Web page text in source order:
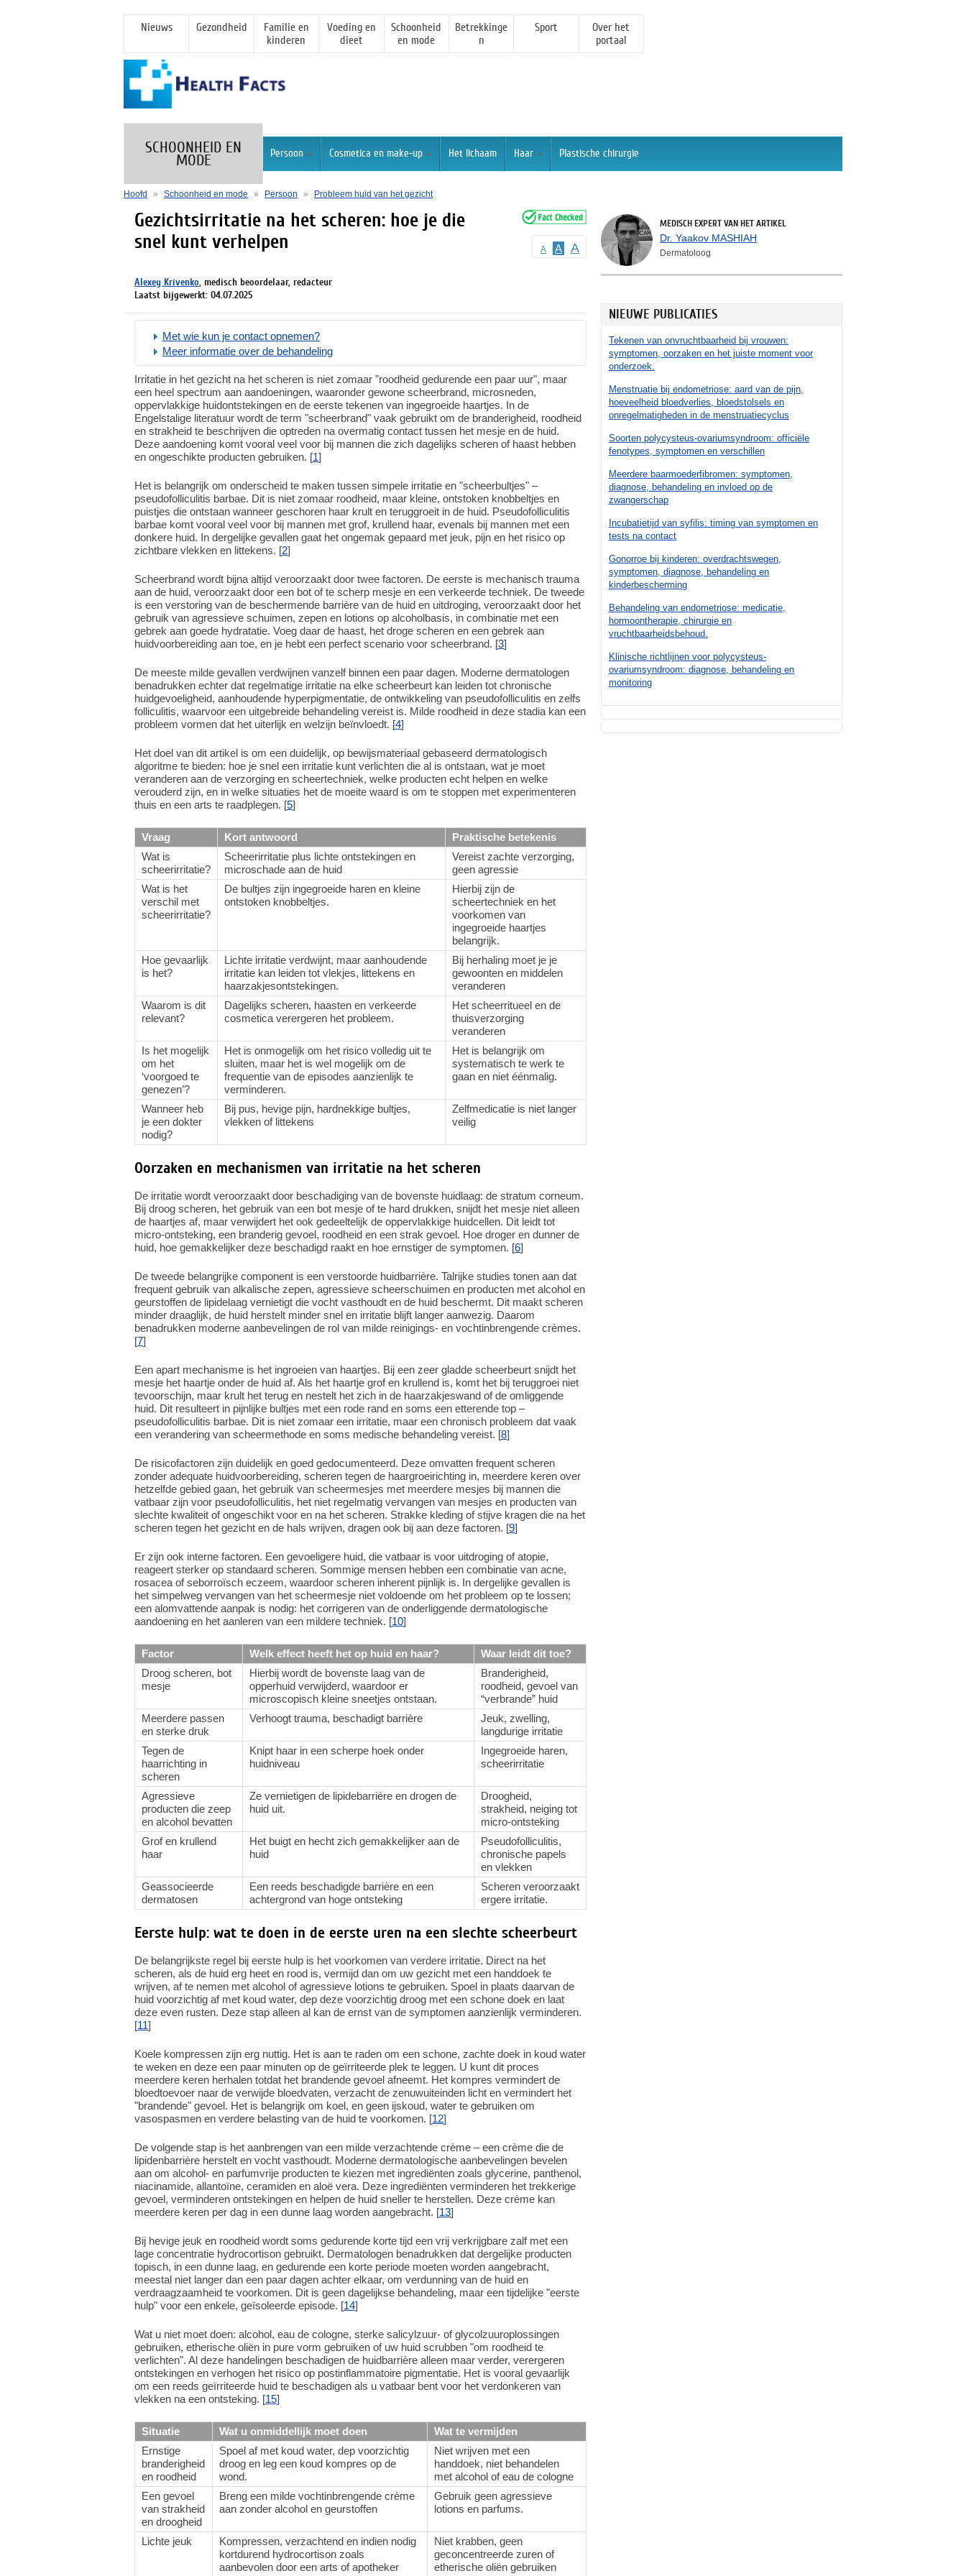
Nieuws Gezondheid
Familie en
kinderen
Voeding en
dieet
Schoonheid
en mode
Betrekkinge
n
Sport
Over het
portaal
SCHOONHEID EN
MODE Persoon Cosmetica en make-up Het lichaam Haar Plastische chirurgie
Hoofd » Schoonheid en mode » Persoon » Probleem huid van het gezicht
MEDISCH EXPERT VAN HET ARTIKEL
Dr. Yaakov MASHIAH
Dermatoloog
NIEUWE PUBLICATIES
Tekenen van onvruchtbaarheid bij vrouwen:
symptomen, oorzaken en het juiste moment voor
onderzoek.
Menstruatie bij endometriose: aard van de pijn,
hoeveelheid bloedverlies, bloedstolsels en
onregelmatigheden in de menstruatiecyclus
Soorten polycysteus-ovariumsyndroom: officiële
fenotypes, symptomen en verschillen
Meerdere baarmoederfibromen: symptomen,
diagnose, behandeling en invloed op de
zwangerschap
Incubatietijd van syfilis: timing van symptomen en
tests na contact
Gonorroe bij kinderen: overdrachtswegen,
symptomen, diagnose, behandeling en
kinderbescherming
Behandeling van endometriose: medicatie,
hormoontherapie, chirurgie en
vruchtbaarheidsbehoud.
Klinische richtlijnen voor polycysteus-
ovariumsyndroom: diagnose, behandeling en
monitoring
A A A
Gezichtsirritatie na het scheren: hoe je die
snel kunt verhelpen
Alexey Krivenko, medisch beoordelaar, redacteur
Laatst bijgewerkt: 04.07.2025
Met wie kun je contact opnemen?
Meer informatie over de behandeling
Irritatie in het gezicht na het scheren is niet zomaar "roodheid gedurende een paar uur", maar
een heel spectrum aan aandoeningen, waaronder gewone scheerbrand, microsneden,
oppervlakkige huidontstekingen en de eerste tekenen van ingegroeide haartjes. In de
Engelstalige literatuur wordt de term "scheerbrand" vaak gebruikt om de branderigheid, roodheid
en strakheid te beschrijven die optreden na overmatig contact tussen het mesje en de huid.
Deze aandoening komt vooral veel voor bij mannen die zich dagelijks scheren of haast hebben
en ongeschikte producten gebruiken. [1]
Het is belangrijk om onderscheid te maken tussen simpele irritatie en "scheerbultjes" –
pseudofolliculitis barbae. Dit is niet zomaar roodheid, maar kleine, ontstoken knobbeltjes en
puistjes die ontstaan wanneer geschoren haar krult en teruggroeit in de huid. Pseudofolliculitis
barbae komt vooral veel voor bij mannen met grof, krullend haar, evenals bij mannen met een
donkere huid. In dergelijke gevallen gaat het ongemak gepaard met jeuk, pijn en het risico op
zichtbare vlekken en littekens. [2]
Scheerbrand wordt bijna altijd veroorzaakt door twee factoren. De eerste is mechanisch trauma
aan de huid, veroorzaakt door een bot of te scherp mesje en een verkeerde techniek. De tweede
is een verstoring van de beschermende barrière van de huid en uitdroging, veroorzaakt door het
gebruik van agressieve schuimen, zepen en lotions op alcoholbasis, in combinatie met een
gebrek aan goede hydratatie. Voeg daar de haast, het droge scheren en een gebrek aan
huidvoorbereiding aan toe, en je hebt een perfect scenario voor scheerbrand. [3]
De meeste milde gevallen verdwijnen vanzelf binnen een paar dagen. Moderne dermatologen
benadrukken echter dat regelmatige irritatie na elke scheerbeurt kan leiden tot chronische
huidgevoeligheid, aanhoudende hyperpigmentatie, de ontwikkeling van pseudofolliculitis en zelfs
folliculitis, waarvoor een uitgebreide behandeling vereist is. Milde roodheid in deze stadia kan een
probleem vormen dat het uiterlijk en welzijn beïnvloedt. [4]
Het doel van dit artikel is om een duidelijk, op bewijsmateriaal gebaseerd dermatologisch
algoritme te bieden: hoe je snel een irritatie kunt verlichten die al is ontstaan, wat je moet
veranderen aan de verzorging en scheertechniek, welke producten echt helpen en welke
verouderd zijn, en in welke situaties het de moeite waard is om te stoppen met experimenteren
thuis en een arts te raadplegen. [5]
Vraag Kort antwoord
Praktische betekenis
Wat is
scheerirritatie?
Scheerirritatie plus lichte ontstekingen en
microschade aan de huid
Vereist zachte verzorging,
geen agressie
Wat is het
verschil met
scheerirritatie?
De bultjes zijn ingegroeide haren en kleine
ontstoken knobbeltjes.
Hierbij zijn de
scheertechniek en het
voorkomen van
ingegroeide haartjes
belangrijk.
Hoe gevaarlijk
is het?
Lichte irritatie verdwijnt, maar aanhoudende
irritatie kan leiden tot vlekjes, littekens en
haarzakjesontstekingen.
Bij herhaling moet je je
gewoonten en middelen
veranderen
Waarom is dit
relevant?
Dagelijks scheren, haasten en verkeerde
cosmetica verergeren het probleem.
Het scheerritueel en de
thuisverzorging
veranderen
Is het mogelijk
om het
‘voorgoed te
genezen’?
Het is onmogelijk om het risico volledig uit te
sluiten, maar het is wel mogelijk om de
frequentie van de episodes aanzienlijk te
verminderen.
Het is belangrijk om
systematisch te werk te
gaan en niet éénmalig.
Wanneer heb
je een dokter
nodig?
Bij pus, hevige pijn, hardnekkige bultjes,
vlekken of littekens
Zelfmedicatie is niet langer
veilig
Oorzaken en mechanismen van irritatie na het scheren
De irritatie wordt veroorzaakt door beschadiging van de bovenste huidlaag: de stratum corneum.
Bij droog scheren, het gebruik van een bot mesje of te hard drukken, snijdt het mesje niet alleen
de haartjes af, maar verwijdert het ook gedeeltelijk de oppervlakkige huidcellen. Dit leidt tot
micro-ontsteking, een branderig gevoel, roodheid en een strak gevoel. Hoe droger en dunner de
huid, hoe gemakkelijker deze beschadigd raakt en hoe ernstiger de symptomen. [6]
De tweede belangrijke component is een verstoorde huidbarrière. Talrijke studies tonen aan dat
frequent gebruik van alkalische zepen, agressieve scheerschuimen en producten met alcohol en
geurstoffen de lipidelaag vernietigt die vocht vasthoudt en de huid beschermt. Dit maakt scheren
minder draaglijk, de huid herstelt minder snel en irritatie blijft langer aanwezig. Daarom
benadrukken moderne aanbevelingen de rol van milde reinigings- en vochtinbrengende crèmes.
[7]
Een apart mechanisme is het ingroeien van haartjes. Bij een zeer gladde scheerbeurt snijdt het
mesje het haartje onder de huid af. Als het haartje grof en krullend is, komt het bij teruggroei niet
tevoorschijn, maar krult het terug en nestelt het zich in de haarzakjeswand of de omliggende
huid. Dit resulteert in pijnlijke bultjes met een rode rand en soms een etterende top –
pseudofolliculitis barbae. Dit is niet zomaar een irritatie, maar een chronisch probleem dat vaak
een verandering van scheermethode en soms medische behandeling vereist. [8]
De risicofactoren zijn duidelijk en goed gedocumenteerd. Deze omvatten frequent scheren
zonder adequate huidvoorbereiding, scheren tegen de haargroeirichting in, meerdere keren over
hetzelfde gebied gaan, het gebruik van scheermesjes met meerdere mesjes bij mannen die
vatbaar zijn voor pseudofolliculitis, het niet regelmatig vervangen van mesjes en producten van
slechte kwaliteit of ongeschikt voor en na het scheren. Strakke kleding of stijve kragen die na het
scheren tegen het gezicht en de hals wrijven, dragen ook bij aan deze factoren. [9]
Er zijn ook interne factoren. Een gevoeligere huid, die vatbaar is voor uitdroging of atopie,
reageert sterker op standaard scheren. Sommige mensen hebben een combinatie van acne,
rosacea of seborroïsch eczeem, waardoor scheren inherent pijnlijk is. In dergelijke gevallen is
het simpelweg vervangen van het scheermesje niet voldoende om het probleem op te lossen;
een alomvattende aanpak is nodig: het corrigeren van de onderliggende dermatologische
aandoening en het aanleren van een mildere techniek. [10]
Factor Welk effect heeft het op huid en haar?
Waar leidt dit toe?
Droog scheren, bot
mesje
Hierbij wordt de bovenste laag van de
opperhuid verwijderd, waardoor er
microscopisch kleine sneetjes ontstaan.
Branderigheid,
roodheid, gevoel van
“verbrande” huid
Meerdere passen
en sterke druk
Verhoogt trauma, beschadigt barrière
Jeuk, zwelling,
langdurige irritatie
Tegen de
haarrichting in
scheren
Knipt haar in een scherpe hoek onder
huidniveau
Ingegroeide haren,
scheerirritatie
Agressieve
producten die zeep
en alcohol bevatten
Ze vernietigen de lipidebarrière en drogen de
huid uit.
Droogheid,
strakheid, neiging tot
micro-ontsteking
Grof en krullend
haar
Het buigt en hecht zich gemakkelijker aan de
huid
Pseudofolliculitis,
chronische papels
en vlekken
Geassocieerde
dermatosen
Een reeds beschadigde barrière en een
achtergrond van hoge ontsteking
Scheren veroorzaakt
ergere irritatie.
Eerste hulp: wat te doen in de eerste uren na een slechte scheerbeurt
De belangrijkste regel bij eerste hulp is het voorkomen van verdere irritatie. Direct na het
scheren, als de huid erg heet en rood is, vermijd dan om uw gezicht met een handdoek te
wrijven, af te nemen met alcohol of agressieve lotions te gebruiken. Spoel in plaats daarvan de
huid voorzichtig af met koud water, dep deze voorzichtig droog met een schone doek en laat
deze even rusten. Deze stap alleen al kan de ernst van de symptomen aanzienlijk verminderen.
[11]
Koele kompressen zijn erg nuttig. Het is aan te raden om een schone, zachte doek in koud water
te weken en deze een paar minuten op de geïrriteerde plek te leggen. U kunt dit proces
meerdere keren herhalen totdat het brandende gevoel afneemt. Het kompres vermindert de
bloedtoevoer naar de verwijde bloedvaten, verzacht de zenuwuiteinden licht en vermindert het
"brandende" gevoel. Het is belangrijk om koel, en geen ijskoud, water te gebruiken om
vasospasmen en verdere belasting van de huid te voorkomen. [12]
De volgende stap is het aanbrengen van een milde verzachtende crème – een crème die de
lipidenbarrière herstelt en vocht vasthoudt. Moderne dermatologische aanbevelingen bevelen
aan om alcohol- en parfumvrije producten te kiezen met ingrediënten zoals glycerine, panthenol,
niacinamide, allantoïne, ceramiden en aloë vera. Deze ingrediënten verminderen het trekkerige
gevoel, verminderen ontstekingen en helpen de huid sneller te herstellen. Deze crème kan
meerdere keren per dag in een dunne laag worden aangebracht. [13]
Bij hevige jeuk en roodheid wordt soms gedurende korte tijd een vrij verkrijgbare zalf met een
lage concentratie hydrocortison gebruikt. Dermatologen benadrukken dat dergelijke producten
topisch, in een dunne laag, en gedurende een korte periode moeten worden aangebracht,
meestal niet langer dan een paar dagen achter elkaar, om verdunning van de huid en
verdraagzaamheid te voorkomen. Dit is geen dagelijkse behandeling, maar een tijdelijke "eerste
hulp" voor een enkele, geïsoleerde episode. [14]
Wat u niet moet doen: alcohol, eau de cologne, sterke salicylzuur- of glycolzuuroplossingen
gebruiken, etherische oliën in pure vorm gebruiken of uw huid scrubben "om roodheid te
verlichten". Al deze handelingen beschadigen de huidbarrière alleen maar verder, verergeren
ontstekingen en verhogen het risico op postinflammatoire pigmentatie. Het is vooral gevaarlijk
om een reeds geïrriteerde huid te beschadigen als u vatbaar bent voor het verdonkeren van
vlekken na een ontsteking. [15]
Situatie Wat u onmiddellijk moet doen
Wat te vermijden
Ernstige
branderigheid
en roodheid
Spoel af met koud water, dep voorzichtig
droog en leg een koud kompres op de
wond.
Niet wrijven met een
handdoek, niet behandelen
met alcohol of eau de cologne
Een gevoel
van strakheid
en droogheid
Breng een milde vochtinbrengende crème
aan zonder alcohol en geurstoffen
Gebruik geen agressieve
lotions en parfums.
Lichte jeuk
Kompressen, verzachtend en indien nodig
kortdurend hydrocortison zoals
aanbevolen door een arts of apotheker
Niet krabben, geen
geconcentreerde zuren of
etherische oliën gebruiken